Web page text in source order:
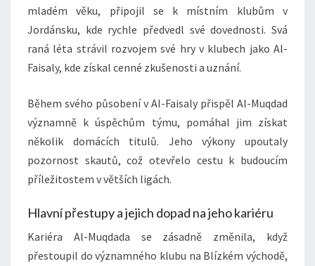
mladém věku, připojil se k místním klubům v
Jordánsku, kde rychle předvedl své dovednosti. Svá
raná léta strávil rozvojem své hry v klubech jako Al-
Faisaly, kde získal cenné zkušenosti a uznání.
Během svého působení v Al-Faisaly přispěl Al-Muqdad
významně k úspěchům týmu, pomáhal jim získat
několik domácích titulů. Jeho výkony upoutaly
pozornost skautů, což otevřelo cestu k budoucím
příležitostem v větších ligách.
Hlavní přestupy a jejich dopad na jeho kariéru
Kariéra Al-Muqdada se zásadně změnila, když
přestoupil do významného klubu na Blízkém východě,